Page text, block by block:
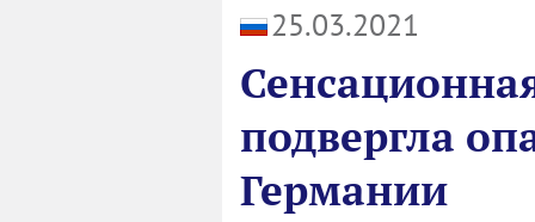
25.03.2021
подвергла
Германии